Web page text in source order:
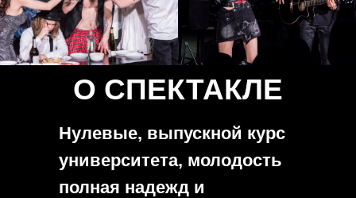
Нулевые, выпускной курс
университета, молодость
полная надежд и
О СПЕКТАКЛЕ